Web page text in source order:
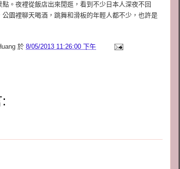
。夜裡從飯店出來閒逛，看到不少日本人深夜不回
公園裡聊天喝酒，跳舞和滑板的年輕人都不少，也許是
於 8/05/2013 11:26:00 下午